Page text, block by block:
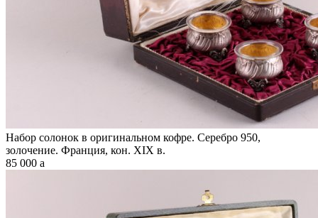
Набор солонок в оригинальном кофре. Серебро 950,
золочение. Франция, кон. XIX в.
85 000 a